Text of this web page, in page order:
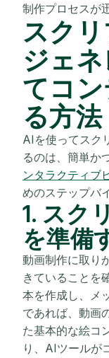
制作プロセスが
スク
ジェ
てコ
る方法
AIを使ってスク
るのは、簡単か
ンタラクティブ
めのステップバ
1. スク
を準備
動画制作に取り
きていることを
本を作成し、メ
であれば、動画
た基本的な絵コ
り、AIツールが